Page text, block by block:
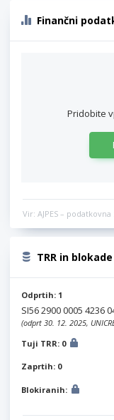
Finančni
Pridobite
Vir: AJPES –
TRR in blokade
Odprtih: 1
SI56 2900 0005 4236
(odprt 30. 12. 2025,
Tuji TRR: 0
Zaprtih: 0
Blokiranih: